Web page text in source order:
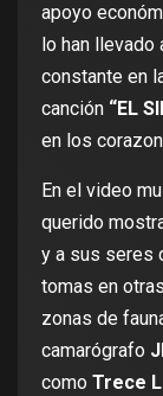
apoyo
lo han llevado
constante en
canción “EL
en los
En el video
querido
y a sus seres
tomas en
zonas de
camarógrafo
como Trece